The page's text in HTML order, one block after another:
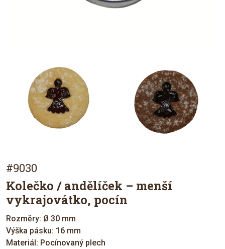
#9030
Kolečko / andělíček – menší
vykrajovátko, pocín
Rozměry: Ø 30 mm
Výška pásku: 16 mm
Materiál: Pocínovaný plech